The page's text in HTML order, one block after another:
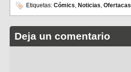
Etiquetas: Cómics Noticias Ofertacas
Deja un comentario